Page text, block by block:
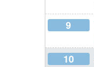
9
10